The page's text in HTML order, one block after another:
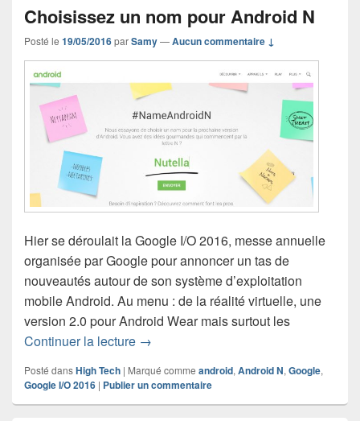
Choisissez un nom pour Android N
Posté le 19/05/2016parSamy—Aucun commentaire ↓
Hier se déroulait la Google I/O 2016, messe annuelle
organisée par Google pour annoncer un tas de
nouveautés autour de son système d’exploitation
mobile Android. Au menu : de la réalité virtuelle, une
version 2.0 pour Android Wear mais surtout les
Continuer la lecture Choisissez un nom pour Android N
→
Posté dansHigh Tech | Marqué comme android, Android N, Google,
Google I/O 2016 | Publier un commentaire